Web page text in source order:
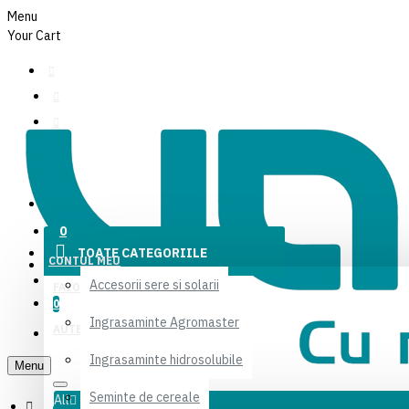
Menu
Your Cart
CONTUL MEU
FAVORITE
0
AUTENTIFICARE
All
TOATE CATEGORIILE
Accesorii sere si solarii
Ingrasaminte Agromaster
Ingrasaminte hidrosolubile
Seminte de cereale
CONTUL MEU
FAVORITE
0
AUTENTIFICARE
Menu